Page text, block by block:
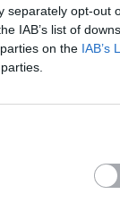
separately opt-out
IAB’s list of
on the IAB’s